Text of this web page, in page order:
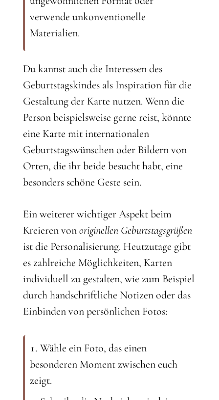
verwende unkonventionelle
Materialien.
Du kannst auch die Interessen des
Geburtstagskindes als Inspiration für die
Gestaltung der Karte nutzen. Wenn die
Person beispielsweise gerne reist, könnte
eine Karte mit internationalen
Geburtstagswünschen oder Bildern von
Orten, die ihr beide besucht habt, eine
besonders schöne Geste sein.
Ein weiterer wichtiger Aspekt beim
Kreieren vonoriginellen Geburtstagsgrüßen
ist die Personalisierung. Heutzutage gibt
es zahlreiche Möglichkeiten, Karten
individuell zu gestalten, wie zum Beispiel
durch handschriftliche Notizen oder das
Einbinden von persönlichen Fotos:
Wähle ein Foto, das einen
besonderen Moment zwischen euch
zeigt.